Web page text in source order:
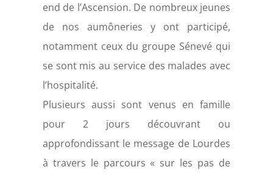
end de l’Ascension. De nombreux jeunes
de nos aumôneries y ont participé,
notamment ceux du groupe Sénevé qui
se sont mis au service des malades avec
l’hospitalité.
Plusieurs aussi sont venus en famille
pour 2 jours découvrant ou
approfondissant le message de Lourdes
à travers le parcours « sur les pas de